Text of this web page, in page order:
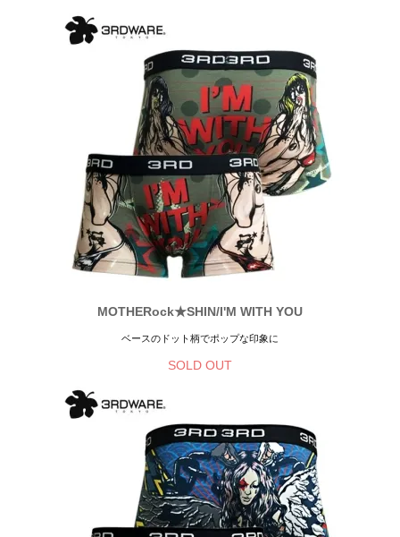
MOTHERock★SHIN/I'M WITH YOU
ベースのドット柄でポップな印象に
SOLD OUT